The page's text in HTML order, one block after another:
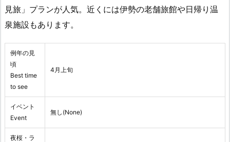
見旅」プランが人気。近くには伊勢の老舗旅館や日帰り温
泉施設もあります。
例年の見
頃
Best time
to see
4月上旬
イベント
Event
無し(None)
夜桜・ラ